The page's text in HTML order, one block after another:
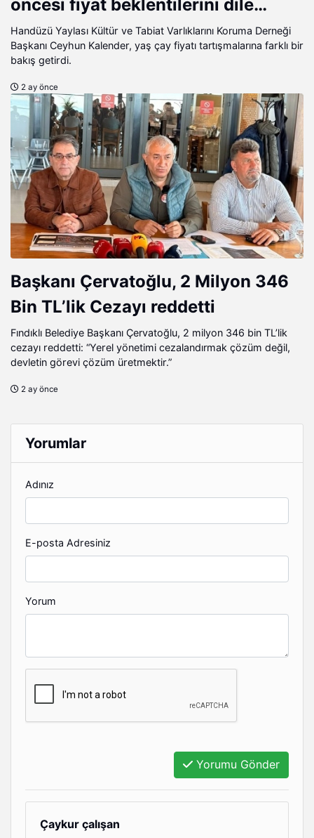
öncesi fiyat beklentilerini dile
getiriyor.
Handüzü Yaylası Kültür ve Tabiat Varlıklarını Koruma Derneği
Başkanı Ceyhun Kalender, yaş çay fiyatı tartışmalarına farklı bir
bakış getirdi.
2 ay önce
Başkanı Çervatoğlu, 2 Milyon 346
Bin TL’lik Cezayı reddetti
Fındıklı Belediye Başkanı Çervatoğlu, 2 milyon 346 bin TL’lik
cezayı reddetti: “Yerel yönetimi cezalandırmak çözüm değil,
devletin görevi çözüm üretmektir.”
2 ay önce
Yorumlar
Adınız
E-posta Adresiniz
Yorum
Yorumu Gönder
Çaykur çalışan